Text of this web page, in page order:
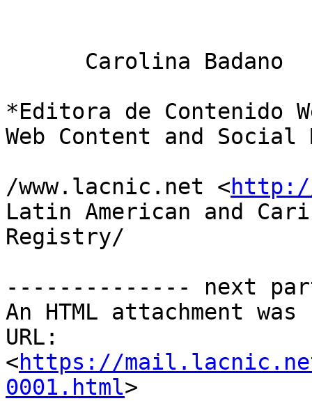
*Editora de Contenido
Web Content and
/www.lacnic.net <
Latin American and
Registry/
-------------- next
An HTML attachment
URL:
<https://mail.lacnic.net/
0001.html